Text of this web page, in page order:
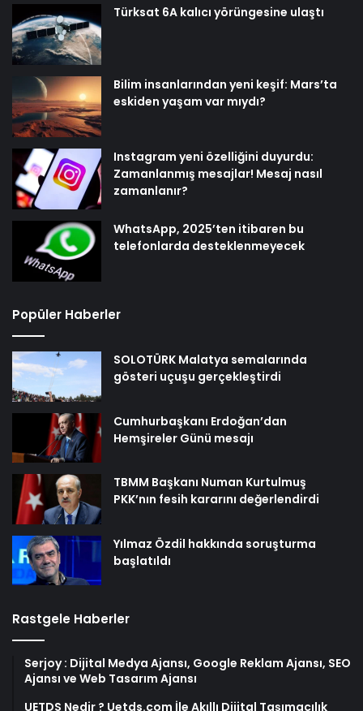
Türksat 6A kalıcı yörüngesine ulaştı
Bilim insanlarından yeni keşif: Mars’ta
eskiden yaşam var mıydı?
Instagram yeni özelliğini duyurdu:
Zamanlanmış mesajlar! Mesaj nasıl
zamanlanır?
WhatsApp, 2025’ten itibaren bu
telefonlarda desteklenmeyecek
Popüler Haberler
SOLOTÜRK Malatya semalarında
gösteri uçuşu gerçekleştirdi
Cumhurbaşkanı Erdoğan’dan
Hemşireler Günü mesajı
TBMM Başkanı Numan Kurtulmuş
PKK’nın fesih kararını değerlendirdi
Yılmaz Özdil hakkında soruşturma
başlatıldı
Rastgele Haberler
Serjoy : Dijital Medya Ajansı, Google Reklam Ajansı, SEO
Ajansı ve Web Tasarım Ajansı
UETDS Nedir ? Uetds.com İle Akıllı Dijital Taşımacılık